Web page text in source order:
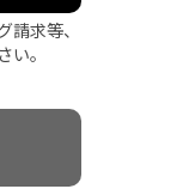
求等、
い。